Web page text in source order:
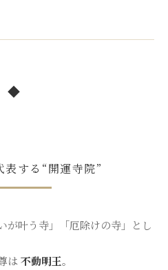
◆
する“開運寺院”
が叶う寺」「厄除けの寺」とし
は 不動明王。